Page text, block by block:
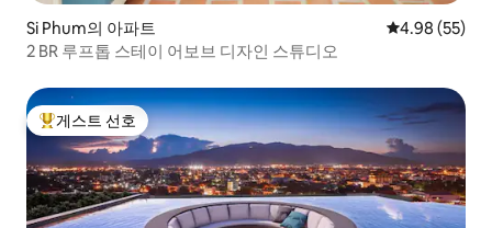
Si Phum의 아파트 평점 4.98점(5
4.98 (55)
2 BR 루프톱 스테이 어보브 디자인 스튜디오
상위 게스트 선호
게스트 선호